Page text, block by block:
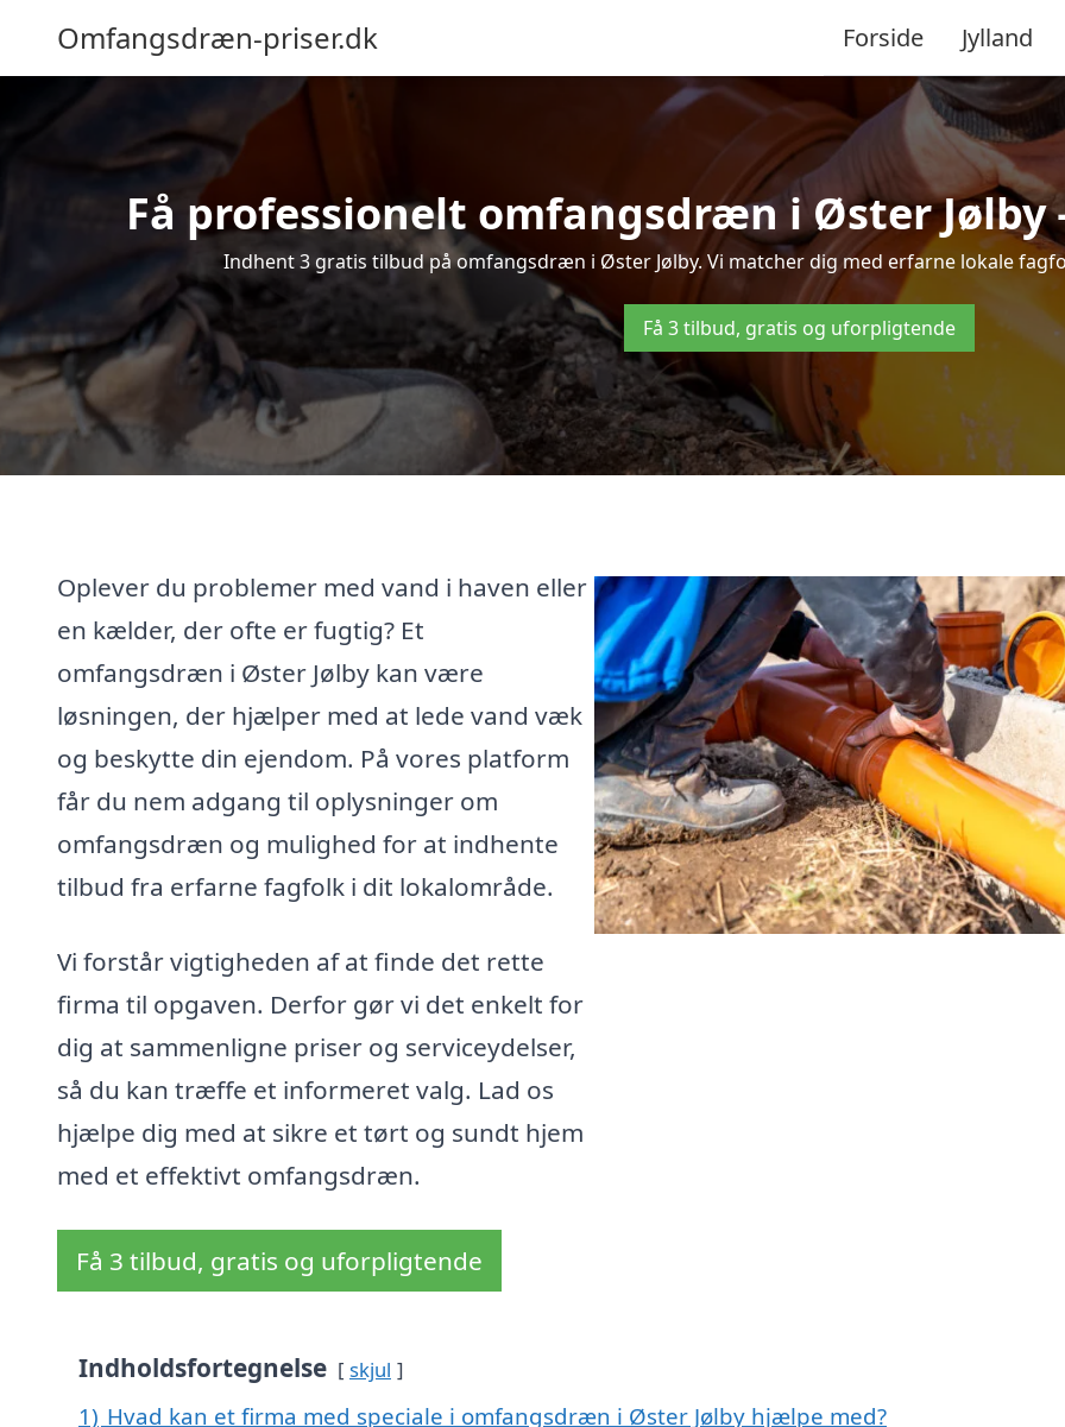
Omfangsdræn-priser.dk Forside Jylland
Få professionelt omfangsdræn i Øster
Indhent 3 gratis tilbud på omfangsdræn i Øster Jølby. Vi matcher dig med erfarne lokale
Få 3 tilbud, gratis og uforpligtende
Oplever du problemer med vand i haven eller
en kælder, der ofte er fugtig? Et
omfangsdræn i Øster Jølby kan være
løsningen, der hjælper med at lede vand væk
og beskytte din ejendom. På vores platform
får du nem adgang til oplysninger om
omfangsdræn og mulighed for at indhente
tilbud fra erfarne fagfolk i dit lokalområde.
Vi forstår vigtigheden af at finde det rette
firma til opgaven. Derfor gør vi det enkelt for
dig at sammenligne priser og serviceydelser,
så du kan træffe et informeret valg. Lad os
hjælpe dig med at sikre et tørt og sundt hjem
med et effektivt omfangsdræn.
Få 3 tilbud, gratis og uforpligtende
Indholdsfortegnelse skjul
1) Hvad kan et firma med speciale i omfangsdræn i Øster Jølby hjælpe med?